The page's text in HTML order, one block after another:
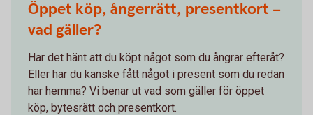
Öppet köp, ångerrätt, presentkort –
vad gäller?
Har det hänt att du köpt något som du ångrar efteråt?
Eller har du kanske fått något i present som du redan
har hemma? Vi benar ut vad som gäller för öppet
köp, bytesrätt och presentkort.